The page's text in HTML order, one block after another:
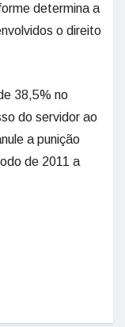
determina a
o direito
38,5% no
do servidor ao
a punição
de 2011 a